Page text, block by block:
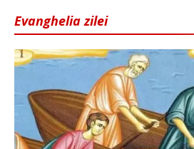
Evanghelia zilei